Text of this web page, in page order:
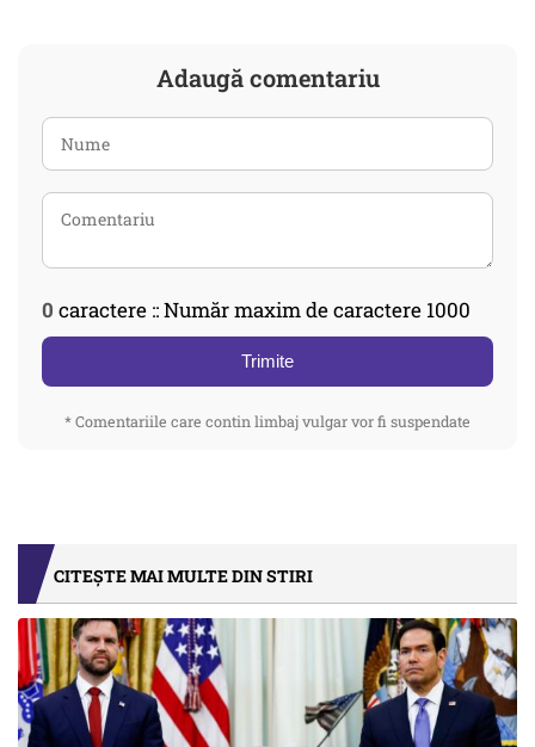
Adaugă comentariu
0 caractere :: Număr maxim de caractere 1000
Trimite
* Comentariile care contin limbaj vulgar vor fi suspendate
CITEȘTE MAI MULTE DIN STIRI